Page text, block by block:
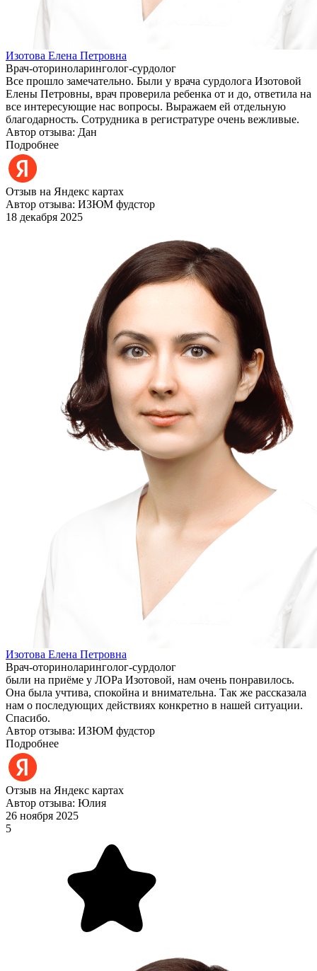
Изотова Елена Петровна
Врач-оториноларинголог-сурдолог
Все прошло замечательно. Были у врача сурдолога Изотовой
Елены Петровны, врач проверила ребенка от и до, ответила на
все интересующие нас вопросы. Выражаем ей отдельную
благодарность. Сотрудника в регистратуре очень вежливые.
Автор отзыва: Дан
Подробнее
Отзыв на Яндекс картах
Автор отзыва: ИЗЮМ фудстор
18 декабря 2025
Изотова Елена Петровна
Врач-оториноларинголог-сурдолог
были на приёме у ЛОРа Изотовой, нам очень понравилось.
Она была учтива, спокойна и внимательна. Так же рассказала
нам о последующих действиях конкретно в нашей ситуации.
Спасибо.
Автор отзыва: ИЗЮМ фудстор
Подробнее
Отзыв на Яндекс картах
Автор отзыва: Юлия
26 ноября 2025
5